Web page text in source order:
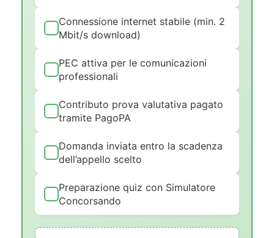
Connessione internet stabile (min. 2
Mbit/s download)
PEC attiva per le comunicazioni
professionali
Contributo prova valutativa pagato
tramite PagoPA
Domanda inviata entro la scadenza
dell’appello scelto
Preparazione quiz con Simulatore
Concorsando